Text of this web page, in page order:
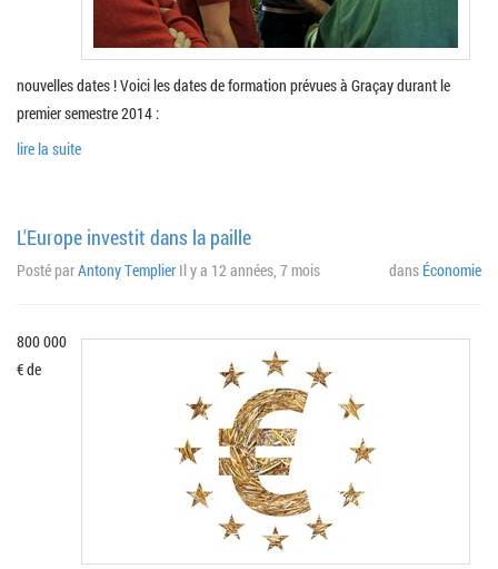
nouvelles dates ! Voici les dates de formation prévues à Graçay durant le
premier semestre 2014 :
lire la suite
L'Europe investit dans la paille
Posté parAntony Templier Il y a 12 années, 7 mois dans Économie
800 000
€ de